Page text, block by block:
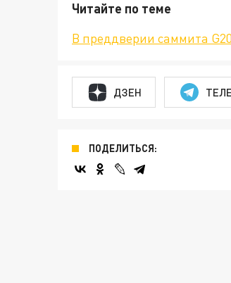
Читайте по теме
В преддверии саммита
ДЗЕН
ПОДЕЛИТЬСЯ: